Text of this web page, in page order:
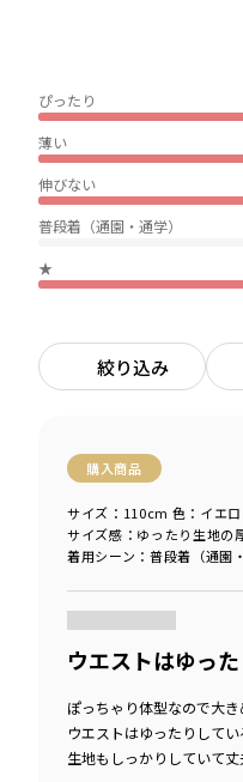
ぴったり
薄い
伸びない
普段着（通園・通学）
★
絞り込み
購入商品
サイズ感 ：ゆったり 生地の
着用シーン ：普段着（通園
サイズ：110cm 色：イエ
ウエストはゆっ
ぽっちゃり体型なので大き
ウエストはゆったりして
生地もしっかりしていて丈